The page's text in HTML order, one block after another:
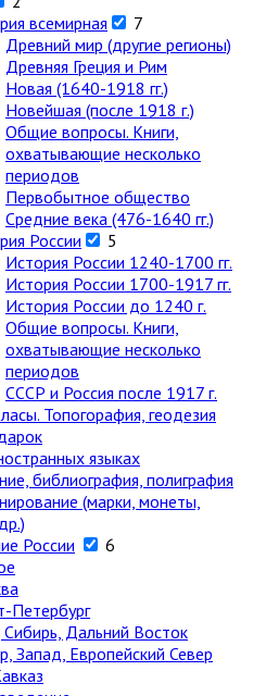
всемирная
7
Древний мир (другие регионы)
Древняя Греция и Рим
Новая (1640-1918 гг.)
Новейшая (после 1918 г.)
Общие вопросы. Книги,
охватывающие несколько
периодов
Первобытное общество
Средние века (476-1640 гг.)
России
5
История России 1240-1700 гг.
История России 1700-1917 гг.
История России до 1240 г.
Общие вопросы. Книги,
охватывающие несколько
периодов
СССР и Россия после 1917 г.
Топогорафия, геодезия
языках
библиография, полиграфия
(марки, монеты,
России
6
Петербург
Сибирь, Дальний Восток
Запад, Европейский Север